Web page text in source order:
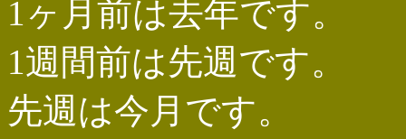
1ヶ月前は去年です。
1週間前は先週です。
先週は今月です。